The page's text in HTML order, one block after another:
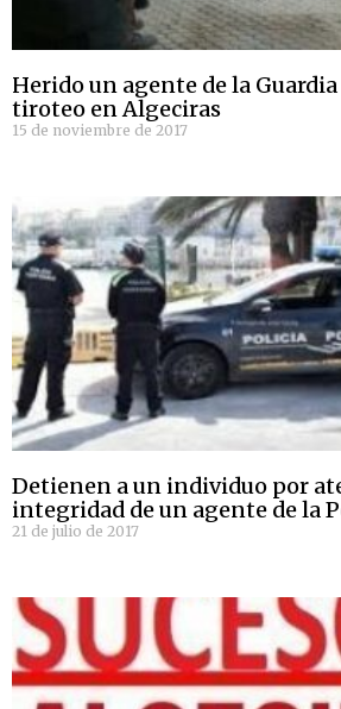
Herido un agente de la
tiroteo en Algeciras
15 de noviembre de 2017
Detienen a un individuo por
integridad de un agente de la
21 de julio de 2017